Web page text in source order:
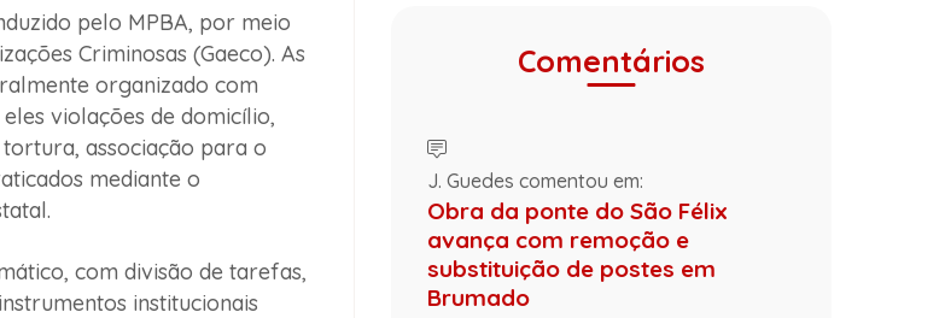
pelo MPBA, por meio
Criminosas (Gaeco). As
organizado com
violações de domicílio,
associação para o
mediante o
com divisão de tarefas,
institucionais
Comentários
J. Guedes comentou em:
Obra da ponte do São Félix
avança com remoção e
substituição de postes em
Brumado